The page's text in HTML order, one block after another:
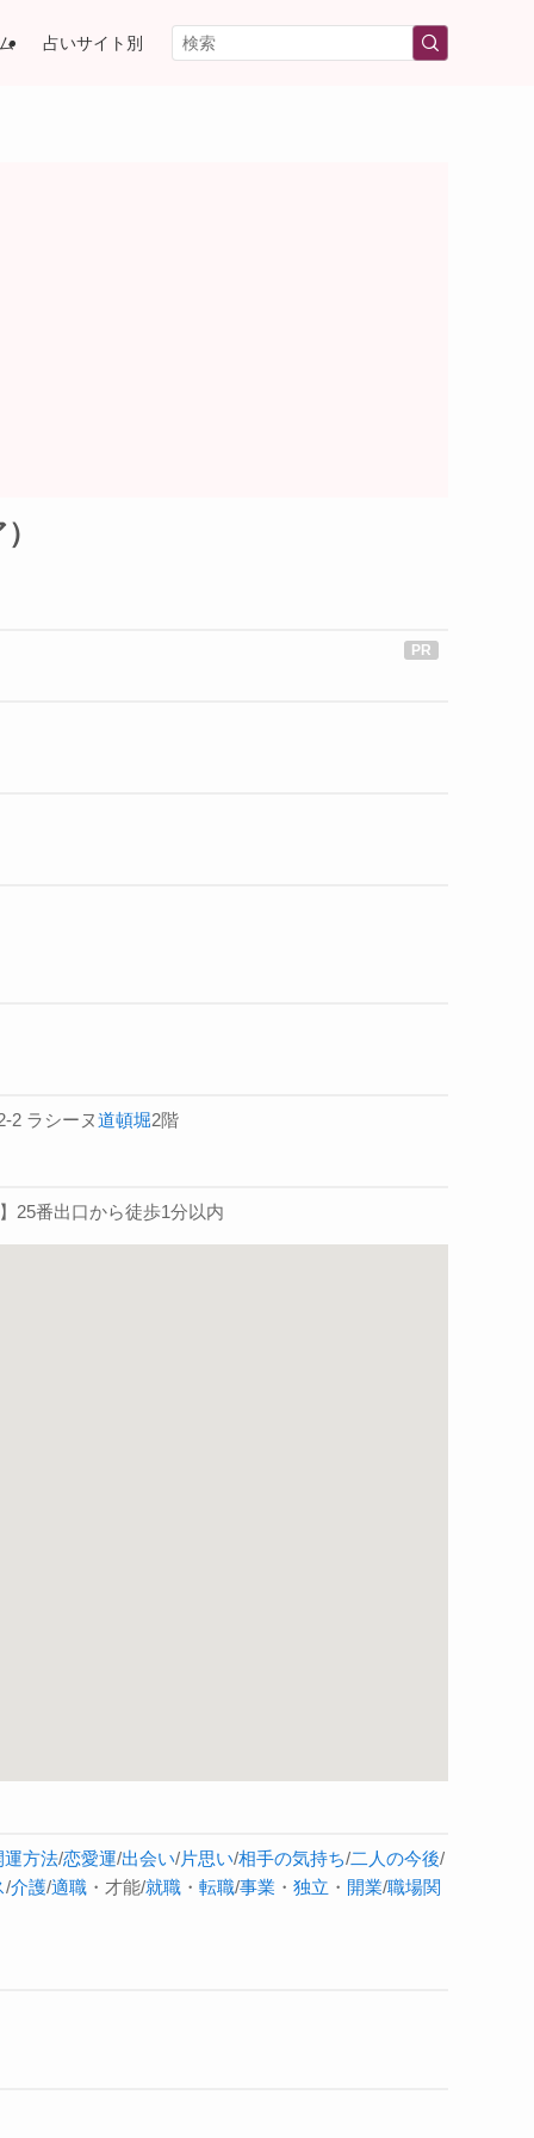
占いサイト別
2 ラシーヌ道頓堀2階
】25番出口から徒歩1分以内
運方法/恋愛運/出会い/片思い/相手の気持ち/二人の今後/
/介護/適職 ・才能/就職 ・ 転職/事業 ・ 独立 ・ 開業/職場関